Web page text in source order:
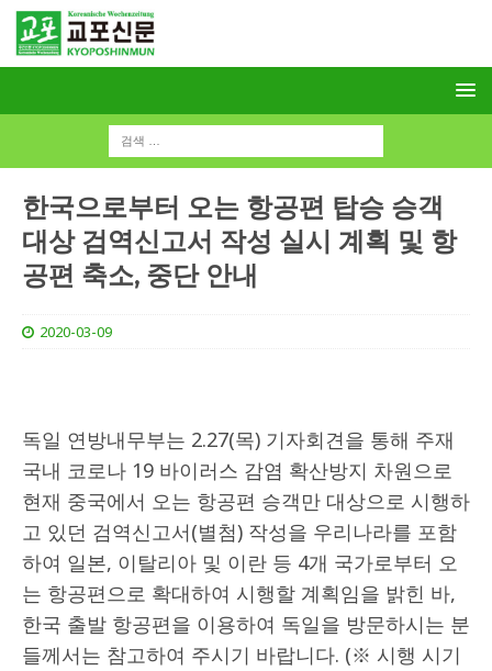
한국으로부터 오는 항공편 탑승 승객
대상 검역신고서 작성 실시 계획 및 항
공편 축소, 중단 안내
2020-03-09
독일 연방내무부는 2.27(목) 기자회견을 통해 주재
국내 코로나 19 바이러스 감염 확산방지 차원으로
현재 중국에서 오는 항공편 승객만 대상으로 시행하
고 있던 검역신고서(별첨) 작성을 우리나라를 포함
하여 일본, 이탈리아 및 이란 등 4개 국가로부터 오
는 항공편으로 확대하여 시행할 계획임을 밝힌 바,
한국 출발 항공편을 이용하여 독일을 방문하시는 분
들께서는 참고하여 주시기 바랍니다. (※ 시행 시기